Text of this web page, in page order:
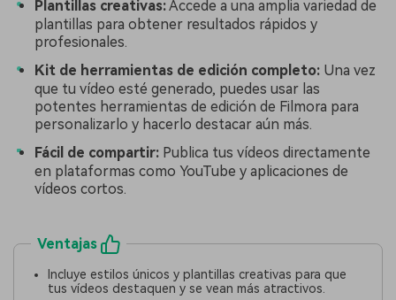
Plantillas creativas:Accede a una amplia variedad de
plantillas para obtener resultados rápidos y
profesionales.
Kit de herramientas de edición completo: Una vez
que tu vídeo esté generado, puedes usar las
potentes herramientas de edición de Filmora para
personalizarlo y hacerlo destacar aún más.
Fácil de compartir: Publica tus vídeos directamente
en plataformas como YouTube y aplicaciones de
vídeos cortos.
Ventajas
Incluye estilos únicos y plantillas creativas para que
tus vídeos destaquen y se vean más atractivos.